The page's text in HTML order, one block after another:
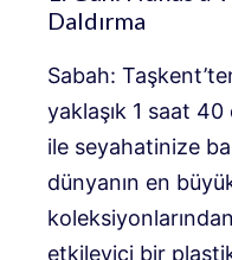
Daldırma
Sabah:
yaklaşık 1 saat
ile seyahatinize
dünyanın en
etkileyici bir